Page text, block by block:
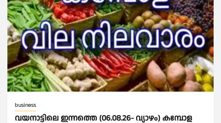
business
വയനാട്ടിലെ ഇന്നത്തെ (06.08.26- വ്യാഴം) കമ്പോള